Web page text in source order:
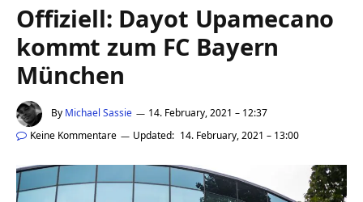
Offiziell: Dayot Upamecano
kommt zum FC Bayern
München
By Michael Sassie
14. February, 2021 – 12:37
Keine Kommentare
Updated: 14. February, 2021 – 13:00